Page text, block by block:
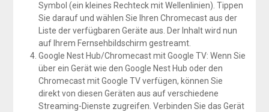
Symbol (ein kleines Rechteck mit Wellenlinien). Tippen
Sie darauf und wählen Sie Ihren Chromecast aus der
Liste der verfügbaren Geräte aus. Der Inhalt wird nun
auf Ihrem Fernsehbildschirm gestreamt.
Google Nest Hub/Chromecast mit Google TV: Wenn Sie
über ein Gerät wie den Google Nest Hub oder den
Chromecast mit Google TV verfügen, können Sie
direkt von diesen Geräten aus auf verschiedene
Streaming-Dienste zugreifen. Verbinden Sie das Gerät